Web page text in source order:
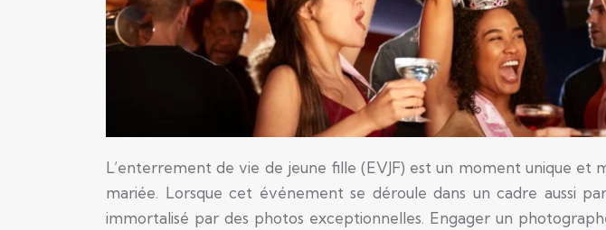
L’enterrement de vie de jeune fille (EVJF) est un moment unique et
mariée. Lorsque cet événement se déroule dans un cadre aussi
immortalisé par des photos exceptionnelles. Engager un